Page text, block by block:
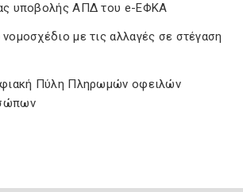
υποβολής ΑΠΔ του e-ΕΦΚΑ
με τις αλλαγές σε στέγαση
Πύλη Πληρωμών οφειλών